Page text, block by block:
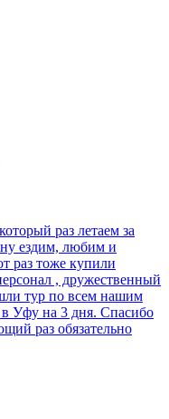
раз летаем за
ездим, любим и
раз тоже купили
, дружественный
тур по всем нашим
Уфу на 3 дня. Спасибо
раз обязательно